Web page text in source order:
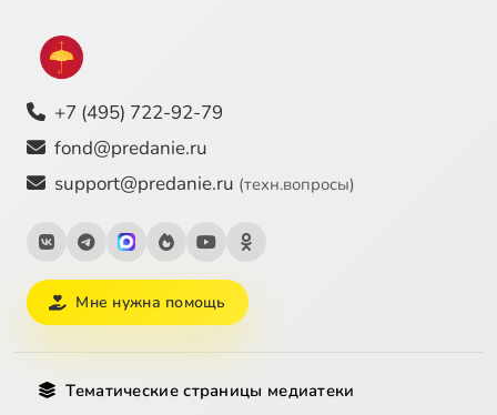
+7 (495) 722-92-79
fond@predanie.ru
support@predanie.ru (техн.вопросы)
Мне нужна помощь
Тематические страницы медиатеки